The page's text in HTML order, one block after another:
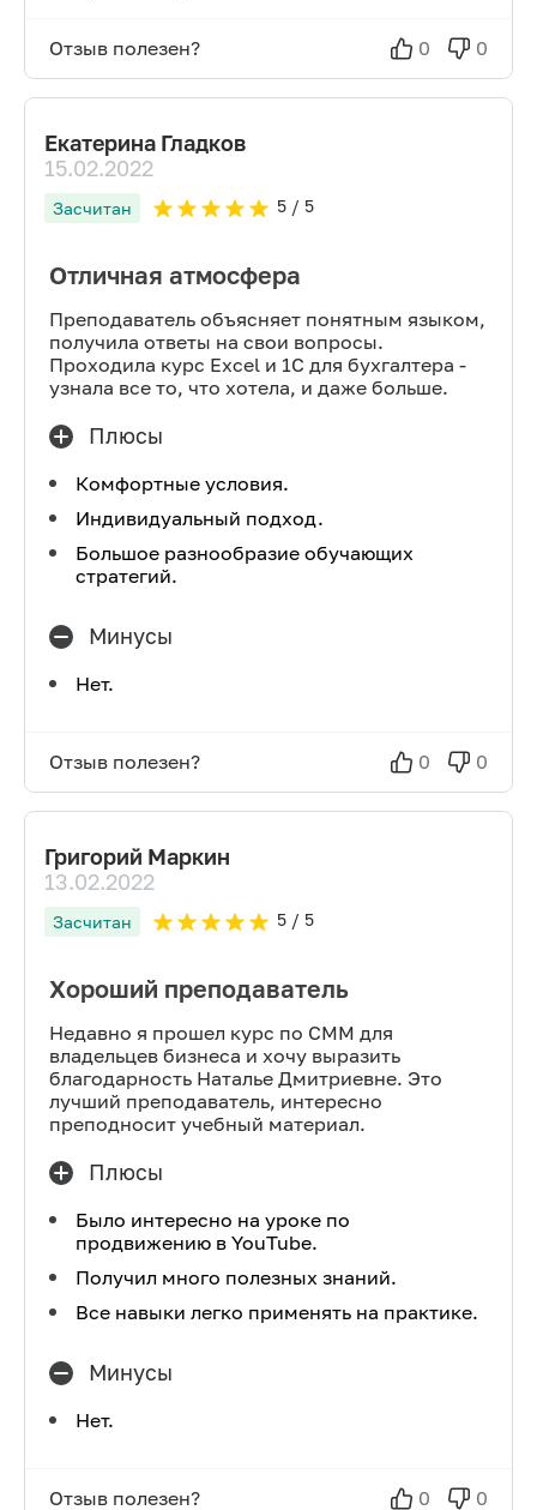
Отзыв полезен? 0 0
Екатерина Гладков
15.02.2022
Засчитан 5/ 5
Отличная атмосфера
Преподаватель объясняет понятным языком,
получила ответы на свои вопросы.
Проходила курс Excel и 1С для бухгалтера -
узнала все то, что хотела, и даже больше.
Плюсы
Комфортные условия.
Индивидуальный подход.
Большое разнообразие обучающих
стратегий.
Минусы
Нет.
Отзыв полезен? 0 0
Григорий Маркин
13.02.2022
Засчитан 5/ 5
Хороший преподаватель
Недавно я прошел курс по СММ для
владельцев бизнеса и хочу выразить
благодарность Наталье Дмитриевне. Это
лучший преподаватель, интересно
преподносит учебный материал.
Плюсы
Было интересно на уроке по
продвижению в YouTube.
Получил много полезных знаний.
Все навыки легко применять на практике.
Минусы
Нет.
Отзыв полезен? 0 0